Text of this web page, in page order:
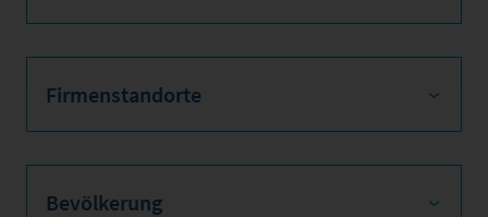
Firmenstandorte
Bevölkerung